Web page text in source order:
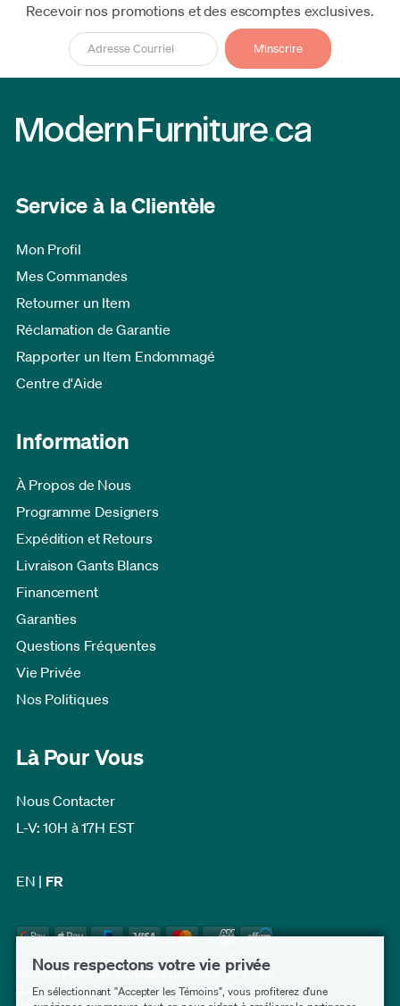
Nous respectons votre vie privée
En sélectionnant "Accepter les Témoins", vous profiterez d'une
Recevoir nos promotions et des escomptes exclusives.
Service à la Clientèle
Mon Profil
Mes Commandes
Retourner un Item
Réclamation de Garantie
Rapporter un Item Endommagé
Centre d'Aide
Information
À Propos de Nous
Programme Designers
Expédition et Retours
Livraison Gants Blancs
Financement
Garanties
Questions Fréquentes
Vie Privée
Nos Politiques
Là Pour Vous
Nous Contacter
L-V: 10H à 17H EST
EN | FR
Modern Furniture Canada a une note de 4.7 sur
5, selon 3 231 avis clients vérifiés parShopper